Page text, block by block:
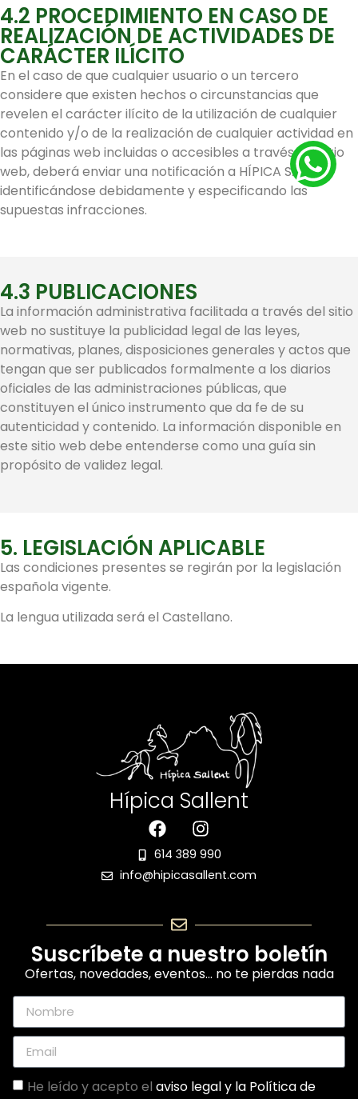
4.2 PROCEDIMIENTO EN CASO DE
REALIZACIÓN DE ACTIVIDADES DE
CARÁCTER ILÍCITO
En el caso de que cualquier usuario o un tercero
considere que existen hechos o circunstancias que
revelen el carácter ilícito de la utilización de cualquier
contenido y/o de la realización de cualquier actividad en
las páginas web incluidas o accesibles a través del sitio
web, deberá enviar una notificación a HÍPICA SALLENT
identificándose debidamente y especificando las
supuestas infracciones.
4.3 PUBLICACIONES
La información administrativa facilitada a través del sitio
web no sustituye la publicidad legal de las leyes,
normativas, planes, disposiciones generales y actos que
tengan que ser publicados formalmente a los diarios
oficiales de las administraciones públicas, que
constituyen el único instrumento que da fe de su
autenticidad y contenido. La información disponible en
este sitio web debe entenderse como una guía sin
propósito de validez legal.
5. LEGISLACIÓN APLICABLE
Las condiciones presentes se regirán por la legislación
española vigente.
La lengua utilizada será el Castellano.
Hípica Sallent
614 389 990
info@hipicasallent.com
Suscríbete a nuestro boletín
Ofertas, novedades, eventos… no te pierdas nada
He leído y acepto el aviso legal y la Política de